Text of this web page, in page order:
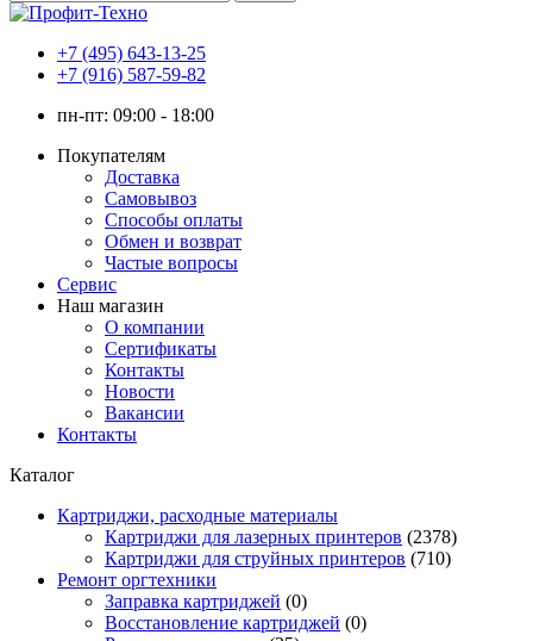
+7 (495) 643-13-25
+7 (916) 587-59-82
пн-пт: 09:00 - 18:00
Покупателям
Доставка
Самовывоз
Способы оплаты
Обмен и возврат
Частые вопросы
Сервис
Наш магазин
О компании
Сертификаты
Контакты
Новости
Вакансии
Контакты
Каталог
Картриджи, расходные материалы
Картриджи для лазерных принтеров (2378)
Картриджи для струйных принтеров (710)
Ремонт оргтехники
Заправка картриджей (0)
Восстановление картриджей (0)